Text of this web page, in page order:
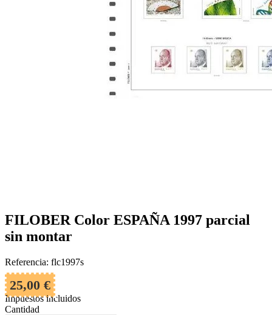
FILOBER Color ESPAÑA 1997 parcial
sin montar
Referencia: flc1997s
25,00 €
Impuestos incluidos
Cantidad